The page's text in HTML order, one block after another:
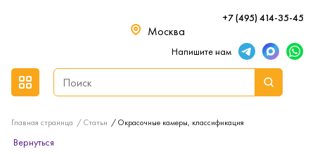
+7 (495) 414-35-45
Москва
Напишите нам
Вернуться
Главная страница Статьи Окрасочные камеры, классификация